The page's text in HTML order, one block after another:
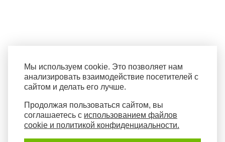
Мы используем cookie. Это позволяет нам
анализировать взаимодействие посетителей с
сайтом и делать его лучше.
Продолжая пользоваться сайтом, вы
соглашаетесь с использованием файлов
cookie и политикой конфиденциальности.